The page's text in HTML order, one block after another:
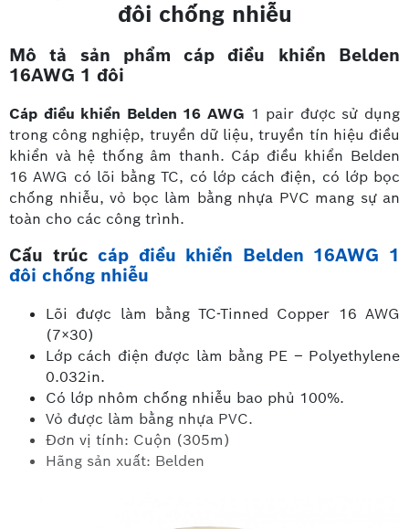
đôi chống nhiễu
Mô tả sản phẩm cáp điều khiển Belden
16AWG 1 đôi
Cáp điều khiển Belden 16 AWG 1 pair được sử dụng
trong công nghiệp, truyền dữ liệu, truyền tín hiệu điều
khiển và hệ thống âm thanh. Cáp điều khiển Belden
16 AWG có lõi bằng TC, có lớp cách điện, có lớp bọc
chống nhiễu, vỏ bọc làm bằng nhựa PVC mang sự an
toàn cho các công trình.
Cấu trúccáp điều khiển Belden 16AWG 1
đôi chống nhiễu
Lõi được làm bằng TC-Tinned Copper 16 AWG
(7×30)
Lớp cách điện được làm bằng PE – Polyethylene
0.032in.
Có lớp nhôm chống nhiễu bao phủ 100%.
Vỏ được làm bằng nhựa PVC.
Đơn vị tính: Cuộn (305m)
Hãng sản xuất: Belden